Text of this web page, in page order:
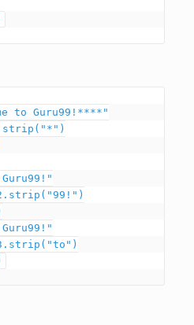
to Guru99!****"